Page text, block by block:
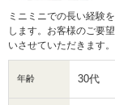
ミニミニでの長い経験
します。お客様のご要
いさせていただきます
年齢 30代